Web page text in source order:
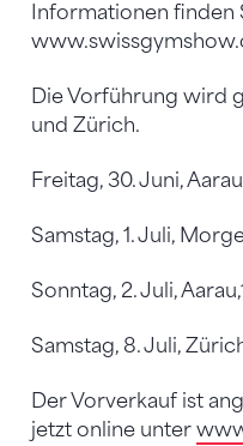
Informationen finden
Die Vorführung wird
und Zürich.
Freitag, 30. Juni,
Samstag, 1. Juli,
Sonntag, 2. Juli,
Samstag, 8. Juli,
Der Vorverkauf ist
jetzt online unter